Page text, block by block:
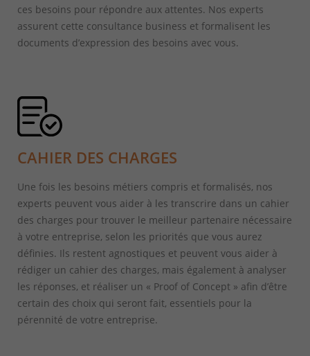
ces besoins pour répondre aux attentes. Nos experts
assurent cette consultance business et formalisent les
documents d’expression des besoins avec vous.
CAHIER DES CHARGES
Une fois les besoins métiers compris et formalisés, nos
experts peuvent vous aider à les transcrire dans un cahier
des charges pour trouver le meilleur partenaire nécessaire
à votre entreprise, selon les priorités que vous aurez
définies. Ils restent agnostiques et peuvent vous aider à
rédiger un cahier des charges, mais également à analyser
les réponses, et réaliser un « Proof of Concept » afin d’être
certain des choix qui seront fait, essentiels pour la
pérennité de votre entreprise.